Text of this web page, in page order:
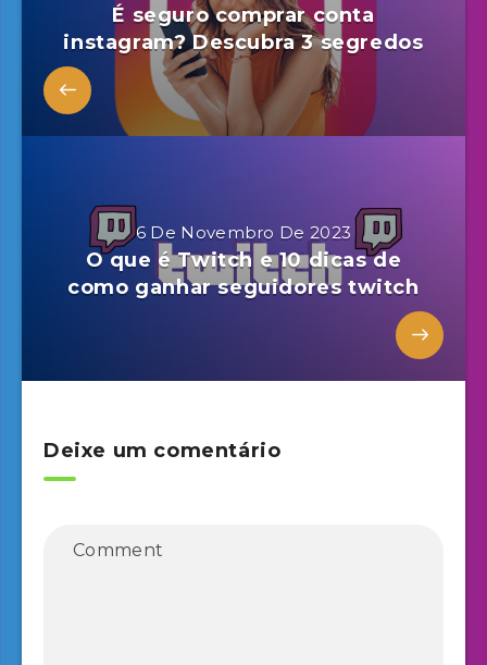
É seguro comprar conta
instagram? Descubra 3 segredos
6 De Novembro De 2023
O que é Twitch e 10 dicas de
como ganhar seguidores twitch
Deixe um comentário